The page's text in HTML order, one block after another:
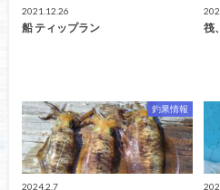
2021.12.26
船 ティップラン 筏、
釣果情報
2024.2.7